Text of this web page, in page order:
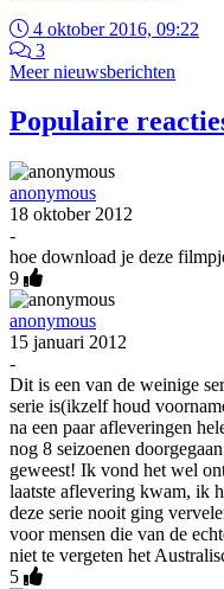
4 oktober 2016, 09:22
3
Meer nieuwsberichten
Populaire
anonymous
18 oktober 2012
-
hoe download je deze
9
anonymous
15 januari 2012
-
Dit is een van de weinige
serie is(ikzelf houd
na een paar afleveringen
nog 8 seizoenen
geweest! Ik vond het wel
laatste aflevering kwam, ik
deze serie nooit ging
voor mensen die van de
niet te vergeten het
5